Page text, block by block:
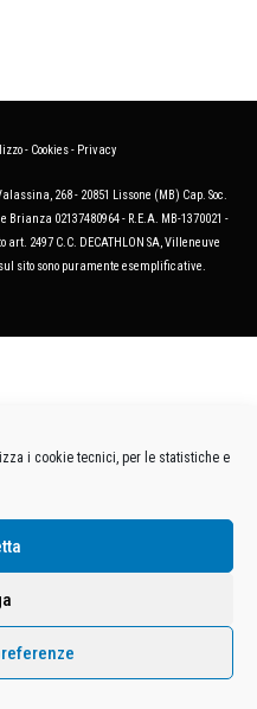
i cookie tecnici, per le statistiche e
- Cookies- Privacy
268 - 20851 Lissone (MB) Cap. Soc.
Brianza 02137480964 - R.E.A. MB-1370021 -
art. 2497 C.C. DECATHLON SA, Villeneuve
sito sono puramente esemplificative.